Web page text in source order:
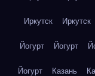
Иркутск Иркутск
Йогурт Йогурт
Йогурт Казань